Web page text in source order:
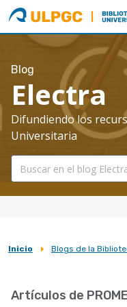
ULPGC
Blog
Electra
Difundiendo los
Universitaria
Sobrescribir
de
Inicio Blogs de la
Artículos de